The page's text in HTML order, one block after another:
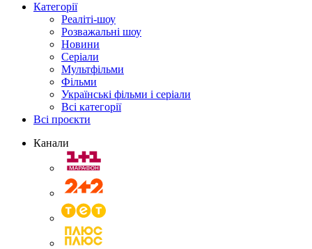
Категорії
Реаліті-шоу
Розважальні шоу
Новини
Серіали
Мультфільми
Фільми
Українські фільми і серіали
Всі категорії
Всі проєкти
Канали